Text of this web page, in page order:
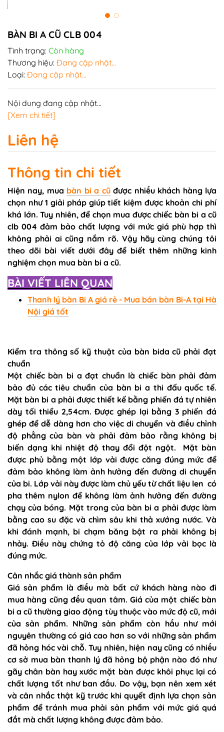
BÀN BI A CŨ CLB 004
Tình trạng: Còn hàng
Thương hiệu: Đang cập nhật...
Loại: Đang cập nhật...
Nội dung đang cập nhật...
[Xem chi tiết]
Liên hệ
Thông tin chi tiết
Hiện nay, mua bàn bi a cũđược nhiều khách hàng lựa
chọn như 1 giải pháp giúp tiết kiệm được khoản chi phí
khá lớn. Tuy nhiên, để chọn mua được chiếc bàn bi a cũ
clb 004 đảm bảo chất lượng với mức giá phù hợp thì
không phải ai cũng nắm rõ. Vậy hãy cùng chúng tôi
theo dõi bài viết dưới đây để biết thêm những kinh
nghiệm chọn mua bàn bi a cũ.
BÀI VIẾT LIÊN QUAN
Thanh lý bàn Bi A giá rẻ - Mua bán bàn Bi-A tại Hà
Nội giá tốt
Kiểm tra thông số kỹ thuật của bàn bida cũ phải đạt
chuẩn
Một chiếc bàn bi a đạt chuẩn là chiếc bàn phải đảm
bảo đủ các tiêu chuẩn của bàn bi a thi đấu quốc tế.
Mặt bàn bi a phải được thiết kế bằng phiến đá tự nhiên
dày tối thiểu 2,54cm. Được ghép lại bằng 3 phiến đá
ghép để dễ dàng hơn cho việc di chuyển và điều chỉnh
độ phẳng của bàn và phải đảm bảo rằng không bị
biến dạng khi nhiệt độ thay đổi đột ngột. Mặt bàn
được phủ bằng một lớp vải được căng đúng mức để
đảm bảo không làm ảnh hưởng đến đường di chuyển
của bi. Lớp vải này được làm chủ yếu từ chất liệu len có
pha thêm nylon để không làm ảnh hưởng đến đường
chạy của bóng. Mặt trong của bàn bi a phải được làm
bằng cao su đặc và chìm sâu khi thả xướng nước. Và
khi đánh mạnh, bi chạm băng bật ra phải không bị
nhảy. Điều này chứng tỏ độ căng của lớp vải bọc là
đúng mức.
Cân nhắc giá thành sản phẩm
Giá sản phẩm là điều mà bất cứ khách hàng nào đi
mua hàng cũng đều quan tâm. Giá của một chiếc bàn
bi a cũ thường giao động tùy thuộc vào mức độ cũ, mới
của sản phẩm. Những sản phẩm còn hầu như mới
nguyên thường có giá cao hơn so với những sản phẩm
đã hỏng hóc vài chỗ. Tuy nhiên, hiện nay cũng có nhiều
cơ sở mua bàn thanh lý đã hỏng bộ phận nào đó như
gãy chân bàn hay xước mặt bàn được khôi phục lại có
chất lượng tốt như ban đầu. Do vậy, bạn nên xem xét
và cân nhắc thật kỹ trước khi quyết định lựa chọn sản
phẩm để tránh mua phải sản phẩm với mức giá quá
đắt mà chất lượng không được đảm bảo.